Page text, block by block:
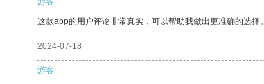
这款app的用户评论非常真实，可以帮助我做出更准确的选择。
2024-07-18
游客